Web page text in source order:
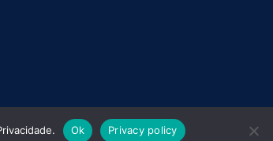
Ok Privacy policy